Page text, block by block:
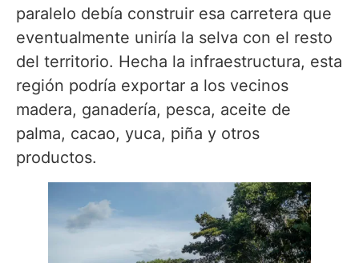
paralelo debía construir esa carretera que
eventualmente uniría la selva con el resto
del territorio. Hecha la infraestructura, esta
región podría exportar a los vecinos
madera, ganadería, pesca, aceite de
palma, cacao, yuca, piña y otros
productos.